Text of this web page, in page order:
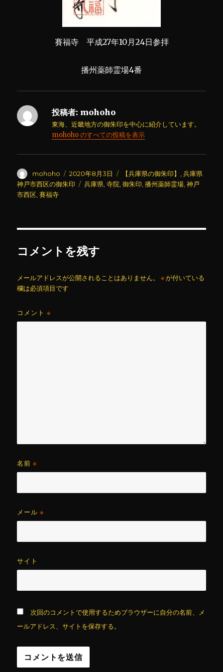
賽福寺 平成27年10月24日参拝
播州薬師霊場4番
投稿者: mohoho
東海、近畿地方の御朱印を中心に紹介しています。
mohoho のすべての投稿を表示
投
稿
者
mohoho
投
稿
2020年8月3日
カ
テ
【兵庫県の御朱印】 ,兵庫県
神戸市西区の御朱印
タ
兵庫県 ,寺院 ,御朱印 ,播州薬師霊場 ,神戸
市西区 ,賽福寺
コメントを残す
メールアドレスが公開されることはありません。 ※が付いている
欄は必須項目です
コメント※
名前※
メール※
サイト
次回のコメントで使用するためブラウザーに自分の名前、メ
ールアドレス、サイトを保存する。